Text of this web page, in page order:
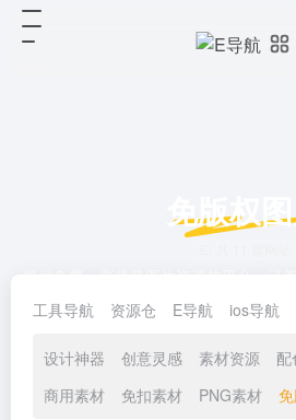
免版权
业场景等多种类型，支持个人和商业用
属。
工具导航 资源仓 E导航 ios导航
设计神器 创意灵感 素材资源 配
商用素材
免扣素材 PNG素材